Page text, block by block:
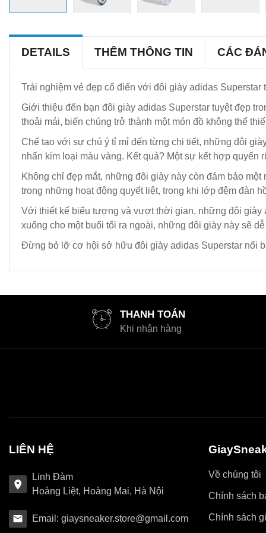
DETAILS THÊM THÔNG TIN CÁC
Trải nghiệm vẻ đẹp cổ điển với đôi giày adidas
Giới thiệu đến bạn đôi giày adidas Superstar tuyệt đẹp
thoải mái, biến chúng trở thành một món đồ không thể
Chế tạo với sự chú ý tỉ mỉ đến từng chi tiết, những đôi
nhấn kim loại màu vàng. Kết quả? Một sự kết hợp quyến
Không chỉ đẹp mắt, những đôi giày này còn đảm bảo
trong những hoạt động quyết liệt, trong khi lớp đệm đàn
Với thiết kế biểu tượng và vượt thời gian, những đôi giày
xuống cho một buổi tối ra ngoài, những đôi giày này sẽ
Đừng bỏ lỡ cơ hội sở hữu đôi giày adidas Superstar nổi
THANH TOÁN
Khi nhận hàng
LIÊN HỆ
Linh Đàm
Hoàng Liệt, Hoàng Mai, Hà Nội
Email: giaysneaker.store@gmail.com
Về chúng tôi
Chính sách
Chính sách